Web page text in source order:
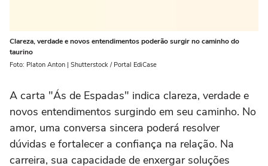
Clareza, verdade e novos entendimentos poderão surgir no caminho do
taurino
Foto: Platon Anton | Shutterstock / Portal EdiCase
A carta "Ás de Espadas" indica clareza, verdade e
novos entendimentos surgindo em seu caminho. No
amor, uma conversa sincera poderá resolver
dúvidas e fortalecer a confiança na relação. Na
carreira, sua capacidade de enxergar soluções